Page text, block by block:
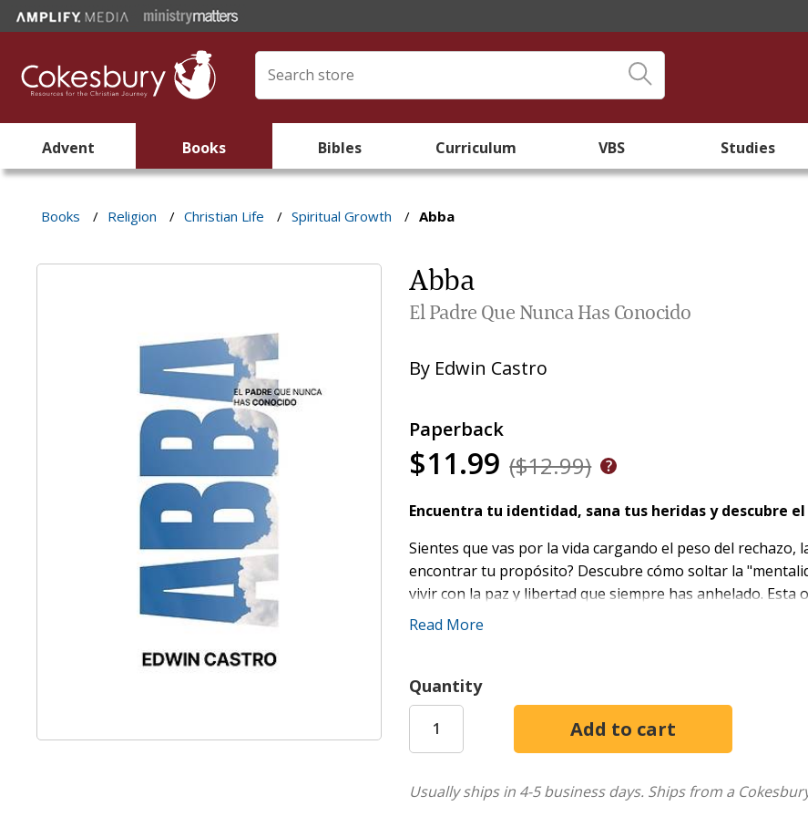
Advent Books Bibles Curriculum VBS Studies
Books / Religion / Christian Life / Spiritual Growth / Abba
Abba
El Padre Que Nunca Has Conocido
By Edwin Castro
Paperback
$11.99 ($12.99)
Encuentra tu identidad, sana tus heridas y descubre
Sientes que vas por la vida cargando el peso del
encontrar tu propósito? Descubre cómo soltar la
vivir con la paz y libertad que siempre has anhelado.
guía personal para sanar tus heridas más profundas a
cicatrices que limitan nuestro potencial. A través de este
acompaña paso a paso hacia una restauración
anécdotas inspiradoras y verdades bíblicas prácticas,
Lo que descubrirás en este viaje transformador:
Read More
Quantity
Usually ships in 4-5 business days. Ships from a